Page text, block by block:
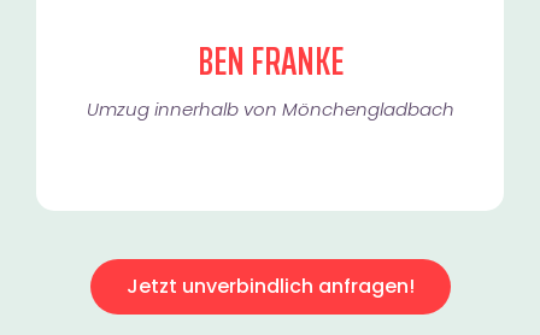
BEN FRANKE
Umzug innerhalb von Mönchengladbach​
Jetzt unverbindlich anfragen!